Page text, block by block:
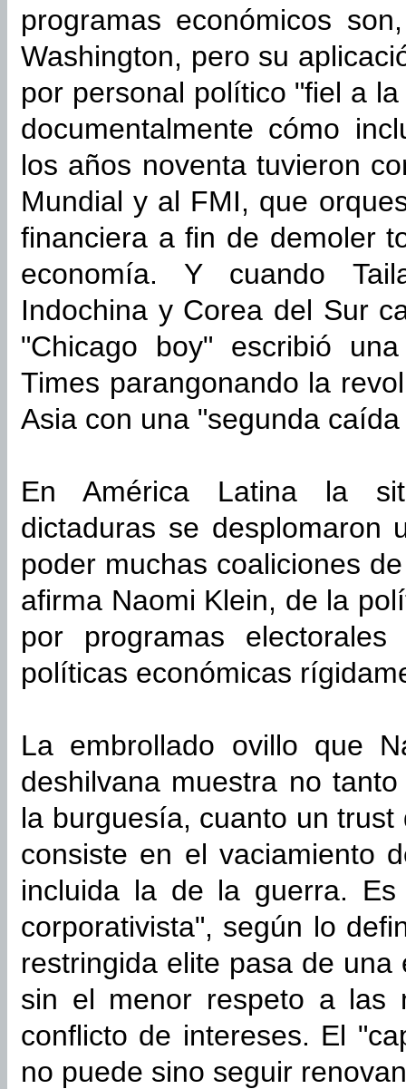
programas económicos
Washington, pero su
por personal político "fiel a
documentalmente cómo
los años noventa tuvieron
Mundial y al FMI, que
financiera a fin de demoler
economía. Y cuando
Indochina y Corea del Sur
"Chicago boy" escribió
Times parangonando la
Asia con una "segunda
En América Latina la
dictaduras se desplomaron
poder muchas coaliciones
afirma Naomi Klein, de la
por programas
políticas económicas
La embrollado ovillo que
deshilvana muestra no
la burguesía, cuanto un
consiste en el vaciamiento
incluida la de la guerra.
corporativista", según lo
restringida elite pasa de
sin el menor respeto a las
conflicto de intereses. El
no puede sino seguir